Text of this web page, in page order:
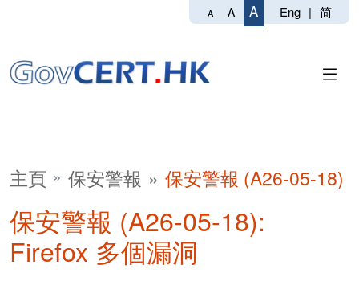
A A A Eng | 简
主頁 保安警報 保安警報 (A26-05-18)
保安警報 (A26-05-18):
Firefox 多個漏洞